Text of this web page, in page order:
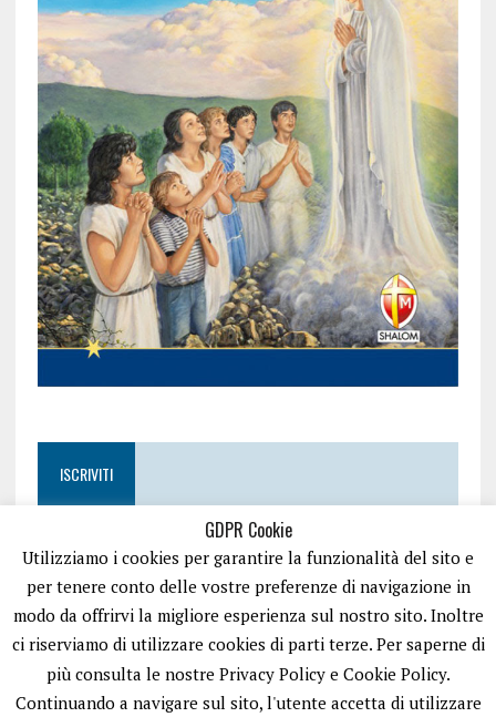
ISCRIVITI
GDPR Cookie
Utilizziamo i cookies per garantire la funzionalità del sito e
per tenere conto delle vostre preferenze di navigazione in
modo da offrirvi la migliore esperienza sul nostro sito. Inoltre
ci riserviamo di utilizzare cookies di parti terze. Per saperne di
più consulta le nostre Privacy Policy e Cookie Policy.
Continuando a navigare sul sito, l'utente accetta di utilizzare